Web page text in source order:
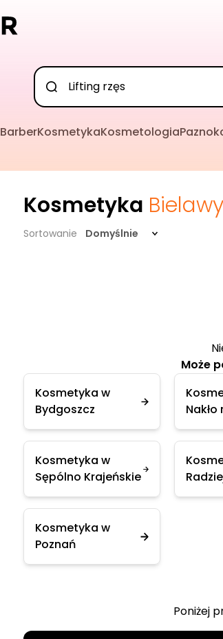
BarberKosmetykaKosmetologia
Kosmetyka Bielawy
Sortowanie Domyślnie
Może
Kosmetyka w
Bydgoszcz
Kosmetyka w
Sępólno Krajeńskie
Kosmetyka w
Poznań
Poniżej